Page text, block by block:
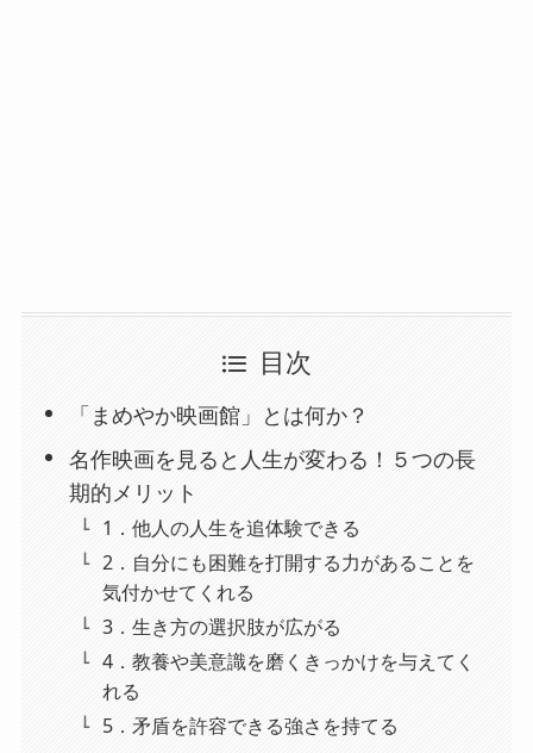
目次
「まめやか映画館」とは何か？
名作映画を見ると人生が変わる！５つの長
期的メリット
1．他人の人生を追体験できる
2．自分にも困難を打開する力があることを
気付かせてくれる
3．生き方の選択肢が広がる
4．教養や美意識を磨くきっかけを与えてく
れる
5．矛盾を許容できる強さを持てる